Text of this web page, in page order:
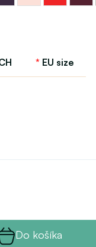
Bloch
EU size
Do košíka